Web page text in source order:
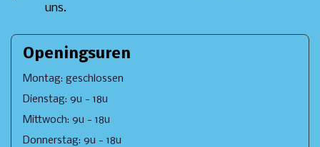
uns.
Openingsuren
Montag: geschlossen
Dienstag: 9u - 18u
Mittwoch: 9u - 18u
Donnerstag: 9u - 18u